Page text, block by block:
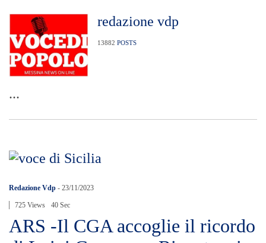
redazione vdp
13882 POSTS
...
Redazione Vdp - 23/11/2023
725 Views 40 Sec
ARS -Il CGA accoglie il ricordo